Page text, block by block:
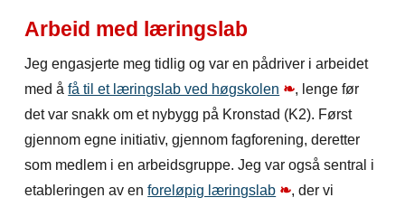
Arbeid med læringslab
Jeg engasjerte meg tidlig og var en pådriver i arbeidet
med åfå til et læringslab ved høgskolen ❧, lenge før
det var snakk om et nybygg på Kronstad (K2). Først
gjennom egne initiativ, gjennom fagforening, deretter
som medlem i en arbeidsgruppe. Jeg var også sentral i
etableringen av enforeløpig læringslab ❧, der vi